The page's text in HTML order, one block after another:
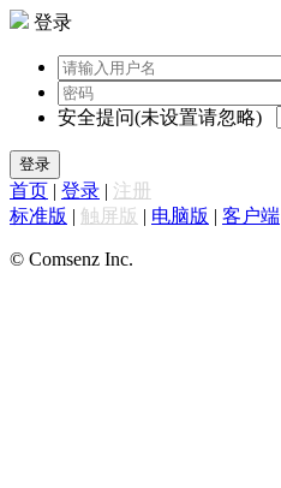
登录
安全提问(未设置请忽略)
登录
首页 | 登录 | 注册
标准版 | 触屏版 | 电脑版 | 客户端
© Comsenz Inc.